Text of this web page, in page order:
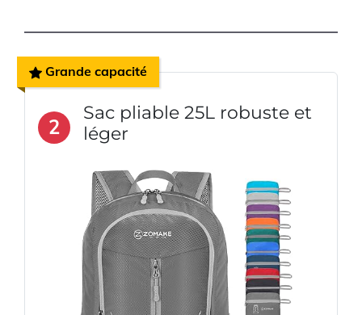
Grande capacité
2
Sac pliable 25L robuste et
léger